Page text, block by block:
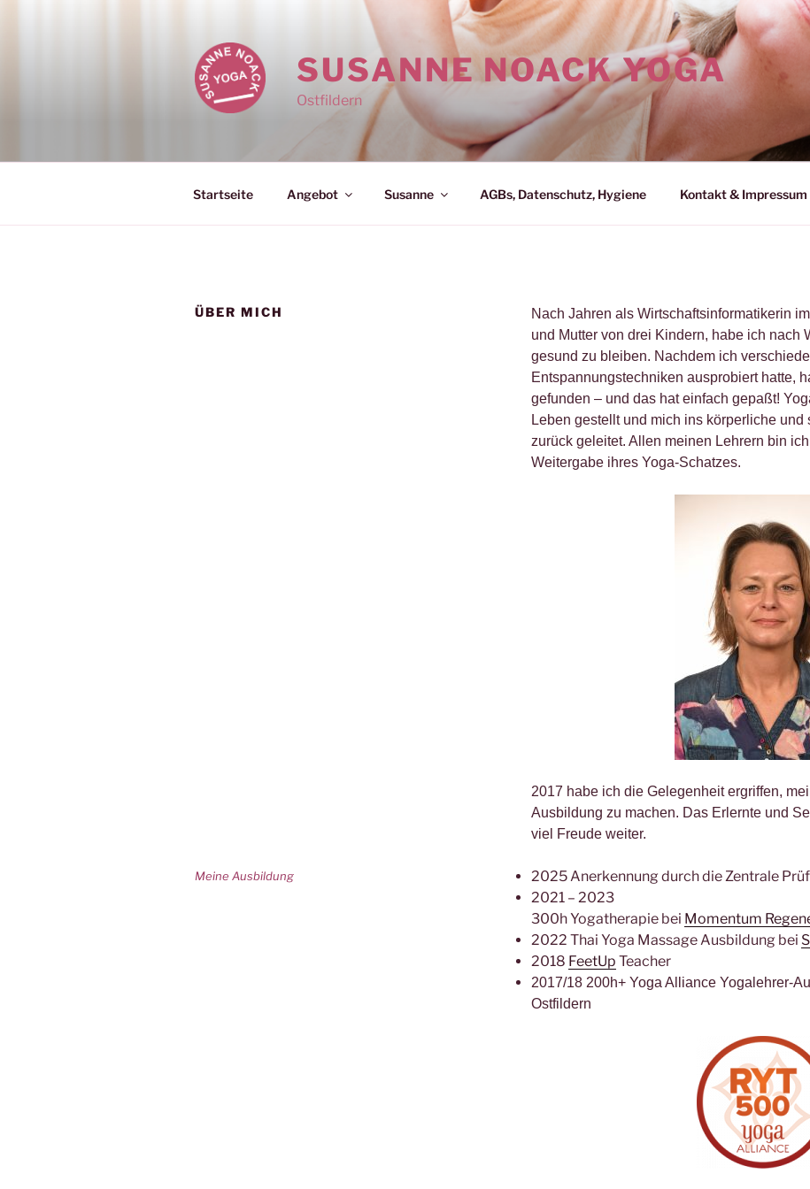
SUSANNE NOACK YOGA
Ostfildern
Startseite Angebot Susanne AGBs, Datenschutz, Hygiene Kontakt & Impressum
ÜBER MICH
Nach Jahren als Wirtschaftsinformatikerin
und Mutter von drei Kindern, habe ich nach
gesund zu bleiben. Nachdem ich
Entspannungstechniken ausprobiert hatte,
gefunden – und das hat einfach gepaßt!
Leben gestellt und mich ins körperliche
zurück geleitet. Allen meinen Lehrern bin
Weitergabe ihres Yoga-Schatzes.
2017 habe ich die Gelegenheit ergriffen,
Ausbildung zu machen. Das Erlernte und
viel Freude weiter.
Meine Ausbildung
2025 Anerkennung durch die Zentrale
2021 – 2023
300h Yogatherapie bei Momentum
2022 Thai Yoga Massage Ausbildung bei
2018 FeetUp Teacher
2017/18 200h+ Yoga Alliance Yogalehrer-
Ostfildern